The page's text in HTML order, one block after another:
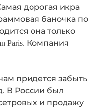
дорогая икра
баночка по
она только
Paris. Компания
придется забыть
В России был
и продажу